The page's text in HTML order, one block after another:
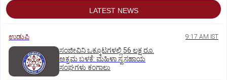
LATEST NEWS
ಉಡುಪಿ 9:17 AM IST
ಸಂಜೀವಿನಿ ಒಕ್ಕೂಟಗಳಲ್ಲಿ 56 ಲಕ್ಷ ರೂ.
ಅಕ್ರಮ ಬಳಕೆ: ಮಹಿಳಾ ಸ್ವಸಹಾಯ
ಸಂಘಗಳು ಕಂಗಾಲು